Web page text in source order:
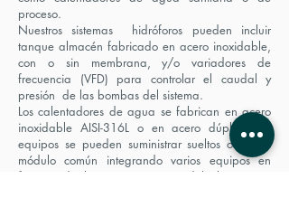
proceso.
Nuestros sistemas hidróforos pueden incluir
tanque almacén fabricado en acero inoxidable,
con o sin membrana, y/o variadores de
frecuencia (VFD) para controlar el caudal y
presión de las bombas del sistema.
Los calentadores de agua se fabrican en acero
inoxidable AISI-316L o en acero dúplex. Los
equipos se pueden suministrar sueltos o en un
módulo común integrando varios equipos en
función de los requerimientos del cliente. Los